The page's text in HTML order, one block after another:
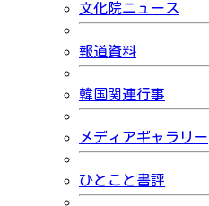
文化院ニュース
報道資料
韓国関連行事
メディアギャラリー
ひとこと書評